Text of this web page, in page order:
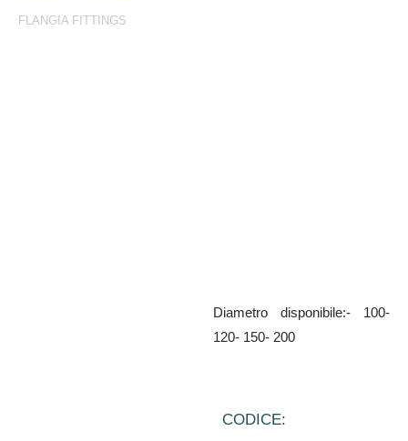
FLANGIA FITTINGS
Diametro disponibile:- 100-
120- 150- 200
CODICE: